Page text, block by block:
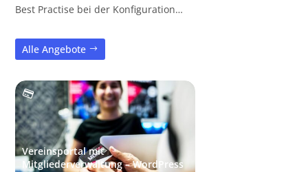
Best Practise bei der Konfiguration…
Alle Angebote
Vereinsportal mit
Mitgliederverwaltung – WordPress